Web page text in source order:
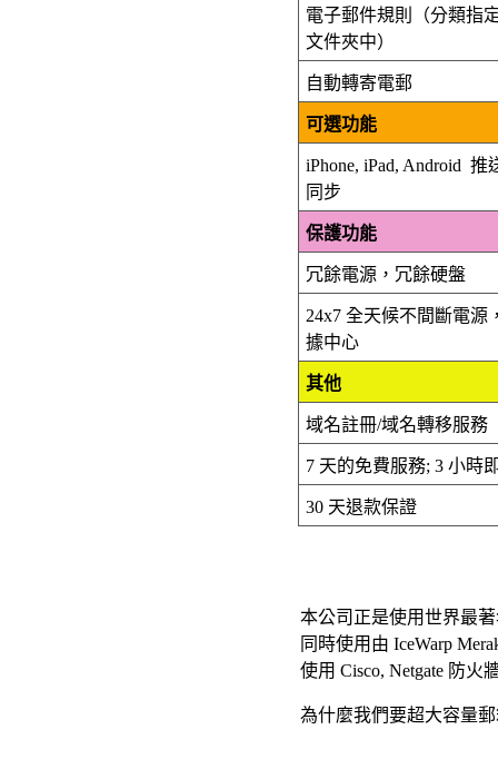
電子郵件規則（分類指
文件夾中）
自動轉寄電郵
可選功能
iPhone, iPad, Android 推
同步
保護功能
冗餘電源，冗餘硬盤
24x7 全天候不間斷電源
據中心
其他
域名註冊/域名轉移服務
7 天的免費服務; 3 小時
30 天退款保證
本公司正是使用世界最著
同時使用由 IceWarp
使用 Cisco, Netgate 防火
為什麼我們要超大容量